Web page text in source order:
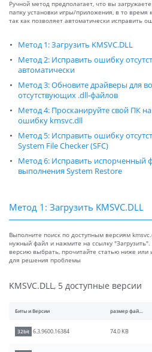
Ручной метод предполагает, что вы
папку установки игры/приложения, в то время
так как позволяет автоматически исправить
Метод 1: Загрузить KMSVC.DLL
Метод 2: Исправить ошибку
автоматически
Метод 3: Обновите драйверы для
отсутствующих .dll-файлов
Метод 4: Просканируйте свой ПК
ошибку kmsvc.dll
Метод 5: Исправить ошибку
System File Checker (SFC)
Метод 6: Исправить испорченный
выполнения System Restore
Метод 1: Загрузить KMSVC.DLL
Выполните поиск по доступным версиям
нужный файл и нажмите на ссылку
версию выбрать, прочитайте статью ниже или
для решения проблемы
KMSVC.DLL, 5 доступные версии
Биты и Версии размер файлы
32bit 6.3.9600.16384 74.0 KB